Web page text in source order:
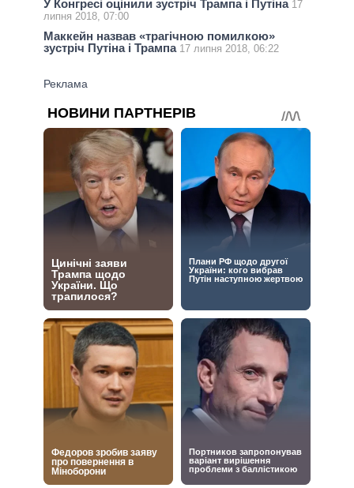
У Конгресі оцінили зустріч Трампа і Путіна 17
липня 2018, 07:00
Маккейн назвав «трагічною помилкою»
зустріч Путіна і Трампа 17 липня 2018, 06:22